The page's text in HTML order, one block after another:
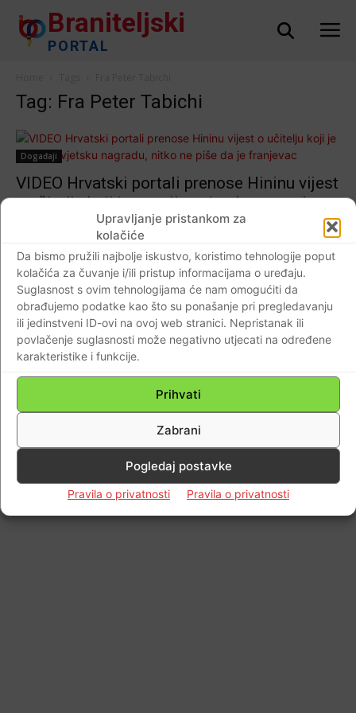
Upravljanje pristankom za
kolačiće
Da bismo pružili najbolje iskustvo, koristimo tehnologije poput
kolačića za čuvanje i/ili pristup informacijama o uređaju.
Suglasnost s ovim tehnologijama će nam omogućiti da
obrađujemo podatke kao što su ponašanje pri pregledavanju
ili jedinstveni ID-ovi na ovoj web stranici. Nepristanak ili
povlačenje suglasnosti može negativno utjecati na određene
karakteristike i funkcije.
Prihvati
Zabrani
Pogledaj postavke
Pravila o privatnosti Pravila o privatnosti
Braniteljski
PORTAL
Tag: Fra Peter Tabichi
Događaji
VIDEO Hrvatski portali prenose Hininu vijest
o učitelju koji je osvojio svjetsku nagradu,
nitko ne piše da je franjevac
Impressum Kontaktirajte nas Pravila o privatnosti
© Newspaper WordPress Theme by TagDiv